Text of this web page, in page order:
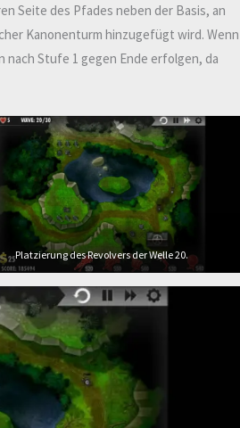
Seite des Pfades neben der Basis, an
Kanonenturm hinzugefügt wird. Wenn
nach Stufe 1 gegen Ende erfolgen, da
Platzierung des Revolvers der Welle 20.